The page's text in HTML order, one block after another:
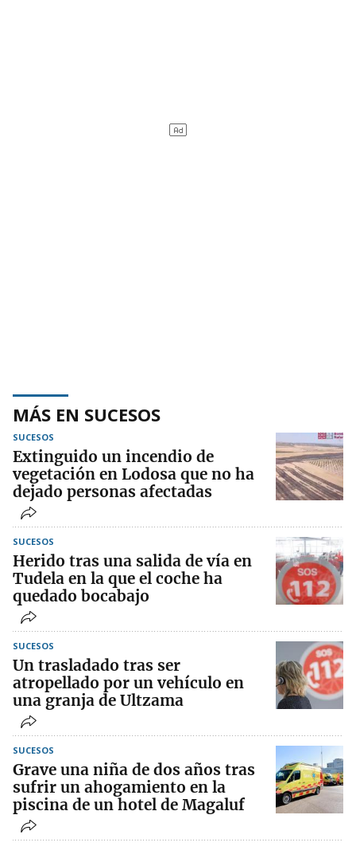
MÁS EN SUCESOS
SUCESOS
Extinguido un incendio de
vegetación en Lodosa que no ha
dejado personas afectadas
SUCESOS
Herido tras una salida de vía en
Tudela en la que el coche ha
quedado bocabajo
SUCESOS
Un trasladado tras ser
atropellado por un vehículo en
una granja de Ultzama
SUCESOS
Grave una niña de dos años tras
sufrir un ahogamiento en la
piscina de un hotel de Magaluf